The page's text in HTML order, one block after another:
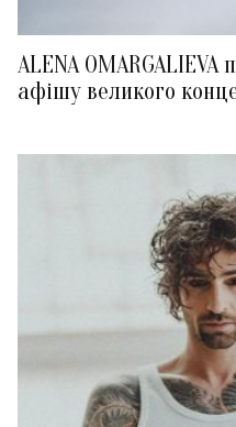
ALENA
афішу великого